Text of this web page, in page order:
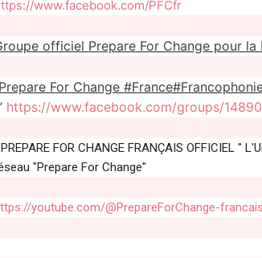
www.facebook.com/PFCfr
officiel Prepare For Change pour
For Change
https://www.facebook.com/groups/
FOR CHANGE FRANÇAIS OFFICIEL "
"Prepare For Change"
youtube.com/@PrepareForChange-francais